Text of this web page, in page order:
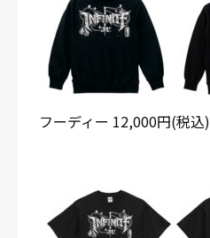
フーディー 12,000円(税込)